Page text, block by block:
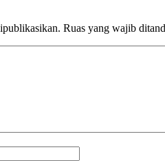
Ruas yang wajib